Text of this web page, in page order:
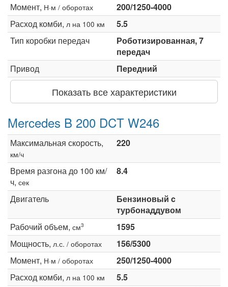
Момент, Н·м / оборотах
200/1250-4000
Расход комби, л на 100 км
5.5
Тип коробки передач
Роботизированная, 7
передач
Привод
Передний
Показать все характеристики
Mercedes B 200 DCT W246
Максимальная скорость,
км/ч
220
Время разгона до 100 км/
ч, сек
8.4
Двигатель
Бензиновый c
турбонаддувом
Рабочий объем, см3
1595
Мощность, л.с. / оборотах
156/5300
Момент, Н·м / оборотах
250/1250-4000
Расход комби, л на 100 км
5.5